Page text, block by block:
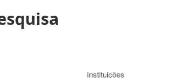
Instituições